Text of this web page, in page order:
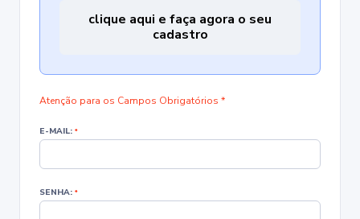
clique aqui e faça agora o seu
cadastro
Atenção para os Campos Obrigatórios *
E-MAIL: *
SENHA: *